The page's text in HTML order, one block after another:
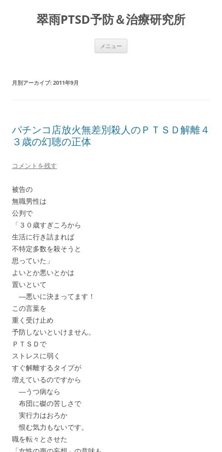
翠雨PTSD予防＆治療研究所
メニュー
月別アーカイブ: 2011年9月
パチンコ店放火無差別殺人のＰＴＳＤ解離４
３歳の幻聴の正体
コメントを残す
被告の
無職男性は
公判で
「３０歳すぎころから
生活に行き詰まれば
不特定多数を殺そうと
思っていた」
よいとか悪いとかは
置いといて
―悪いに決まってます！
この言葉を
重く受け止め
予防しないといけません。
ＰＴＳＤで
ストレスに弱く
すぐ解離するタイプが
増えているのですから
―うつ病なら
布団に磔の苦しさで
実行力はおろか
恨む気力もないです。
職を転々とさせた